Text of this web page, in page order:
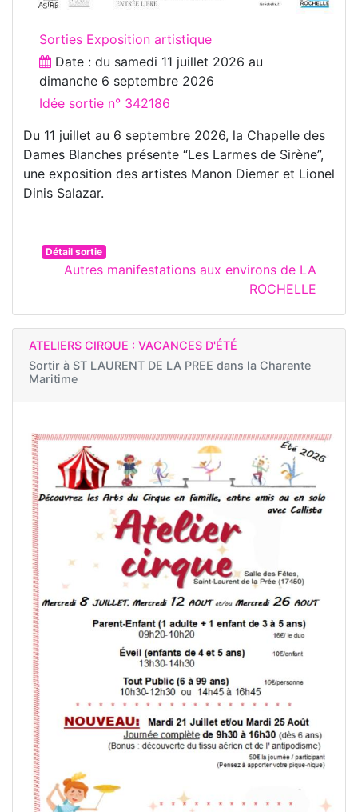
Sorties Exposition artistique
Date : du samedi 11 juillet 2026 au
dimanche 6 septembre 2026
Idée sortie n° 342186
Du 11 juillet au 6 septembre 2026, la Chapelle des
Dames Blanches présente “Les Larmes de Sirène”,
une exposition des artistes Manon Diemer et Lionel
Dinis Salazar.
Détail sortie
Autres manifestations aux environs de LA
ROCHELLE
ATELIERS CIRQUE : VACANCES D'ÉTÉ
Sortir à ST LAURENT DE LA PREE dans la Charente
Maritime